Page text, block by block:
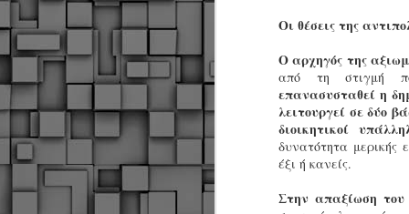
Οι‭ ‬θέσεις‭ ‬της‭
Ο‭ ‬αρχηγός‭ ‬της‭
‬από‭ ‬τη‭ ‬στιγμή‭
‬επανασυσταθεί‭ ‬η‭
‬λειτουργεί‭ ‬σε‭ ‬δύο‭
‬διοικητικοί‭
‬δυνατότητα‭ ‬μερικής‭
‬έξι‭ ‬ή‭ ‬κανείς.‭
Στην‭ ‬απαξίωση‭ ‬του‭
JUN
Δήμος Κοζάνης :
Αναμνηστικά